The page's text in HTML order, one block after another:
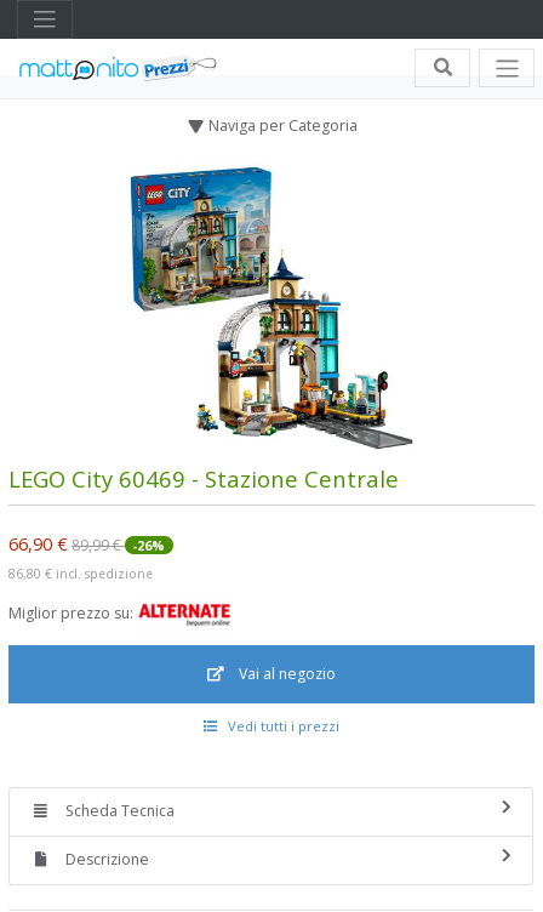
Naviga per Categoria
LEGO City 60469 - Stazione Centrale
66,90 €89,99 € -26%
86,80 € incl. spedizione
Miglior prezzo su:
Vai al negozio
Vedi tutti i prezzi
Scheda Tecnica
Descrizione